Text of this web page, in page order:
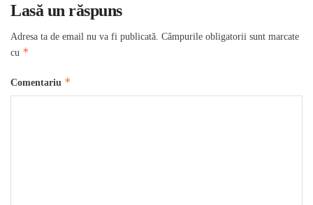
Lasă un răspuns
Adresa ta de email nu va fi publicată. Câmpurile obligatorii sunt marcate
cu *
Comentariu *